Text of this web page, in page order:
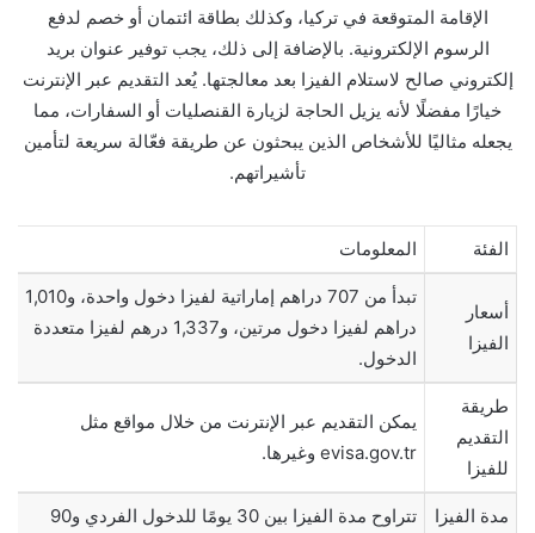
الإقامة المتوقعة في تركيا، وكذلك بطاقة ائتمان أو خصم لدفع
الرسوم الإلكترونية. بالإضافة إلى ذلك، يجب توفير عنوان بريد
إلكتروني صالح لاستلام الفيزا بعد معالجتها. يُعد التقديم عبر الإنترنت
خيارًا مفضلًا لأنه يزيل الحاجة لزيارة القنصليات أو السفارات، مما
يجعله مثاليًا للأشخاص الذين يبحثون عن طريقة فعّالة سريعة لتأمين
تأشيراتهم.
الفئة المعلومات
أسعار
الفيزا
تبدأ من 707 دراهم إماراتية لفيزا دخول واحدة، و1,010
دراهم لفيزا دخول مرتين، و1,337 درهم لفيزا متعددة
الدخول.
طريقة
التقديم
للفيزا
يمكن التقديم عبر الإنترنت من خلال مواقع مثل
evisa.gov.tr وغيرها.
مدة الفيزا تتراوح مدة الفيزا بين 30 يومًا للدخول الفردي و90